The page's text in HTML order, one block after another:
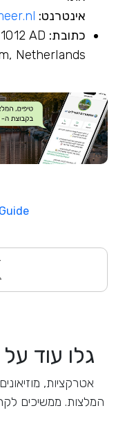
אינטרנט:
כתובת: AD
Netherlands
גלו עוד
אטרקציות,
המלצות. ממשיכים